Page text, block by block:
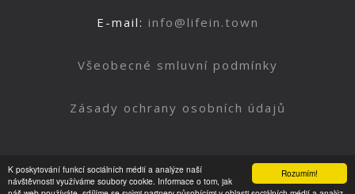
Rozumím!
K poskytování funkcí sociálních médií a analýze naší
návštěvnosti využíváme soubory cookie. Informace o tom, jak
E-mail: info@lifein.town
Všeobecné smluvní podmínky
Zásady ochrany osobních údajů
Nahoru